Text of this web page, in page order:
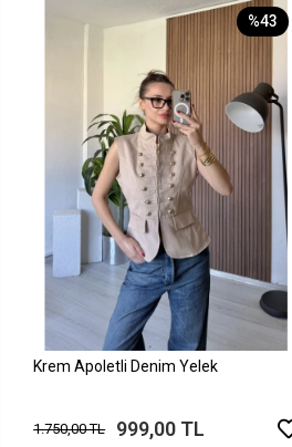
%43
Krem Apoletli Denim Yelek
1.750,00 TL 999,00 TL